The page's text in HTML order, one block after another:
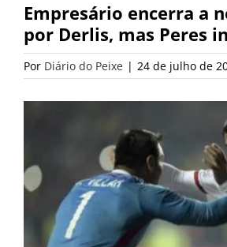
Empresário encerra a
por Derlis, mas Peres
Por Diário do Peixe | 24 de julho de